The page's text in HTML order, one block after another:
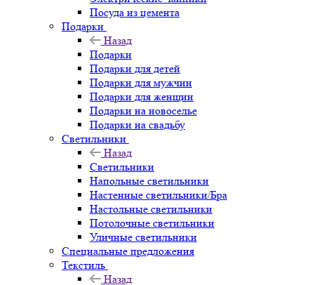
Посуда из цемента
Подарки
Назад
Подарки
Подарки для детей
Подарки для мужчин
Подарки для женщин
Подарки на новоселье
Подарки на свадьбу
Светильники
Назад
Светильники
Напольные светильники
Настенные светильники/Бра
Настольные светильники
Потолочные светильники
Уличные светильники
Специальные предложения
Текстиль
Назад